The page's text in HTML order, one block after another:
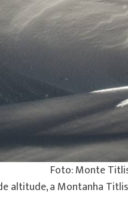
Foto: Monte
altitude, a Montanha